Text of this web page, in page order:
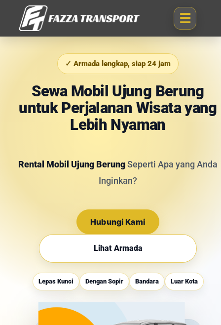
✓ Armada lengkap, siap 24 jam
Sewa Mobil Ujung Berung
untuk Perjalanan Wisata yang
Lebih Nyaman
Rental Mobil Ujung BerungSeperti Apa yang Anda
Inginkan?
Hubungi Kami
Lihat Armada
Lepas Kunci Dengan Sopir Bandara Luar Kota